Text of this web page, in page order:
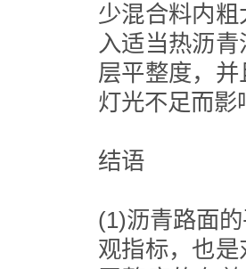
少混合料内
入适当热沥
层平整度，
灯光不足而影
结语
(1)沥青路面
观指标，也